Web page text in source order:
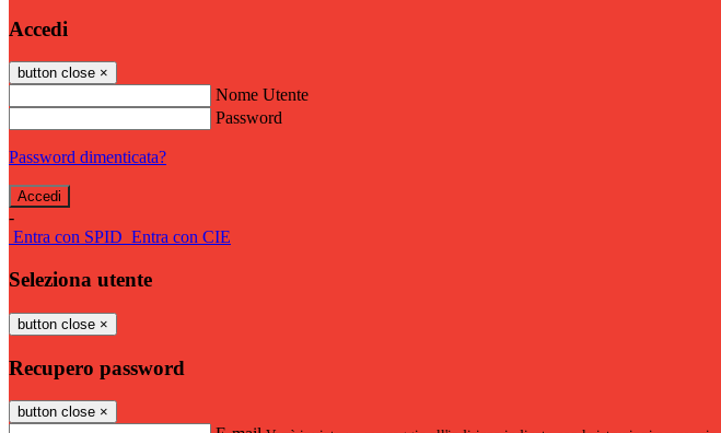
Accedi
button close ×
Nome Utente
Password
Password dimenticata?
-
Entra con SPID Entra con CIE
Seleziona utente
button close ×
Recupero password
button close ×